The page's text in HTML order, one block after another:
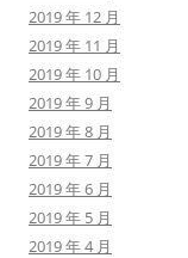
2019 年 12 月
2019 年 11 月
2019 年 10 月
2019 年 9 月
2019 年 8 月
2019 年 7 月
2019 年 6 月
2019 年 5 月
2019 年 4 月